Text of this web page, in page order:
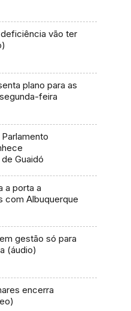
vão ter
plano para as
feira
Guaidó
a porta a
com Albuquerque
gestão só para
(áudio)
encerra